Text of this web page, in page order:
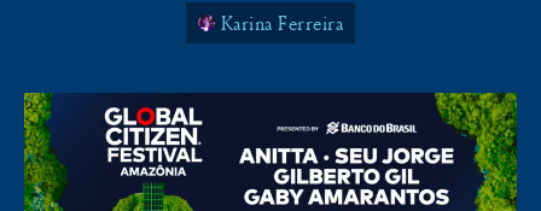
Karina Ferreira